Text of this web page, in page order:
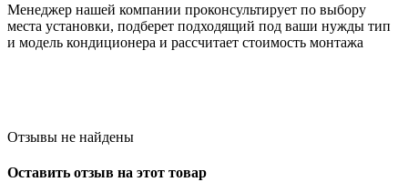
Менеджер нашей компании проконсультирует по выбору
места установки, подберет подходящий под ваши нужды тип
и модель кондиционера и рассчитает стоимость монтажа
Отзывы не найдены
Оставить отзыв на этот товар